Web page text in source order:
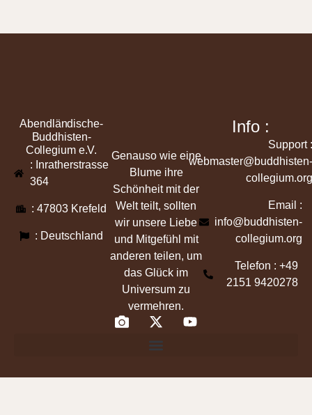
Abendländische-
Buddhisten-
Collegium e.V.
: Inratherstrasse
364
: 47803 Krefeld
: Deutschland
Genauso wie eine
Blume ihre
Schönheit mit der
Welt teilt, sollten
wir unsere Liebe
und Mitgefühl mit
anderen teilen, um
das Glück im
Universum zu
vermehren.
Info :
Support :
webmaster@buddhisten-
collegium.org
Email :
info@buddhisten-
collegium.org
Telefon : +49
2151 9420278